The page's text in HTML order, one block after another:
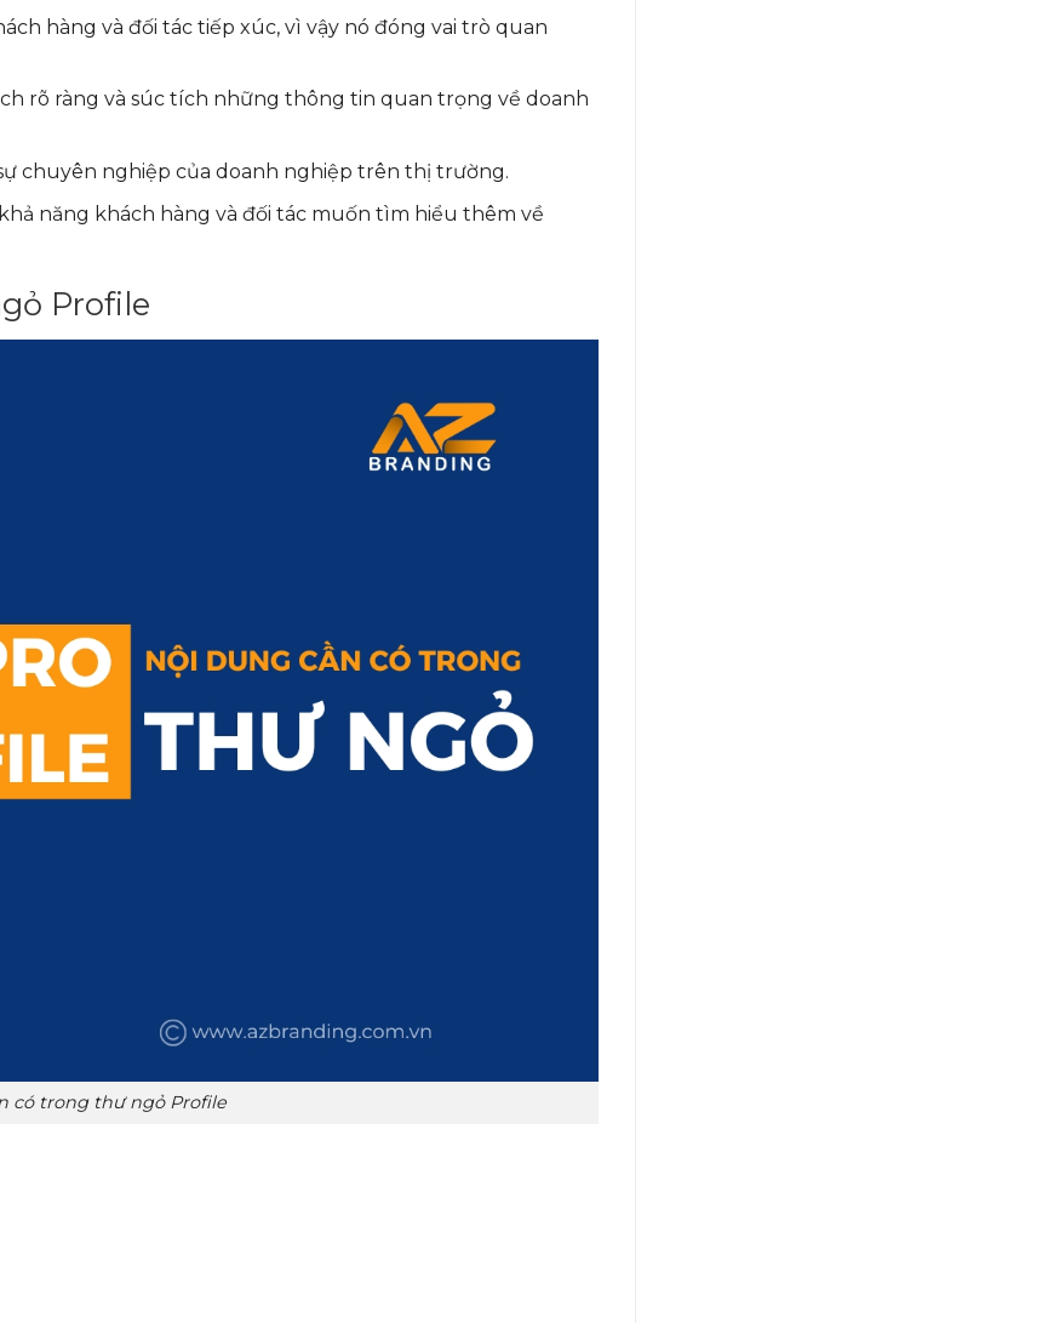
hàng và đối tác tiếp xúc, vì vậy nó đóng vai trò quan
rõ ràng và súc tích những thông tin quan trọng về doanh
chuyên nghiệp của doanh nghiệp trên thị trường.
năng khách hàng và đối tác muốn tìm hiểu thêm về
Profile
có trong thư ngỏ Profile